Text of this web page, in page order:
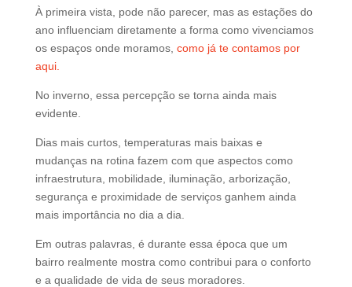
e
f
t
b
k
À primeira vista, pode não parecer, mas as estações do
ano influenciam diretamente a forma como vivenciamos
os espaços onde moramos, como já te contamos por
aqui.
No inverno, essa percepção se torna ainda mais
evidente.
Dias mais curtos, temperaturas mais baixas e
mudanças na rotina fazem com que aspectos como
infraestrutura, mobilidade, iluminação, arborização,
segurança e proximidade de serviços ganhem ainda
mais importância no dia a dia.
Em outras palavras, é durante essa época que um
bairro realmente mostra como contribui para o conforto
e a qualidade de vida de seus moradores.